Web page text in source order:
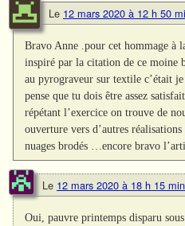
Le 12 mars 2020 à 12 h 50
Bravo Anne .pour cet hommage à
inspiré par la citation de ce moine
au pyrograveur sur textile c’était
pense que tu dois être assez
répétant l’exercice on trouve de
ouverture vers d’autres
nuages brodés …encore bravo
Le 12 mars 2020 à 18 h 15 min
Oui, pauvre printemps disparu